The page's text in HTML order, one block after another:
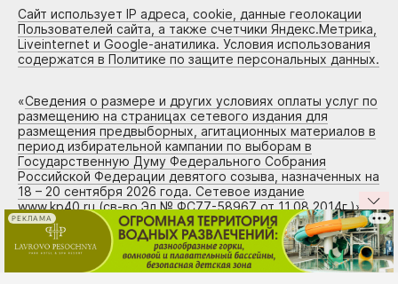
Сайт использует IP адреса, cookie, данные геолокации
Пользователей сайта, а также счетчики Яндекс.Метрика,
Liveinternet и Google-анатилика. Условия использования
содержатся в Политике по защите персональных данных.
«Сведения о размере и других условиях оплаты услуг по
размещению на страницах сетевого издания для
размещения предвыборных, агитационных материалов в
период избирательной кампании по выборам в
Государственную Думу Федерального Собрания
Российской Федерации девятого созыва, назначенных на
18 – 20 сентября 2026 года. Сетевое издание
www.kp40.ru (св-во Эл № ФС77-58967 от 11.08.2014г.)»
Сведения о размере и других условиях оплаты услуг по
размещению на страницах сетевого издания для
размещения предвыборных, агитационных материалов в
период избирательной кампании по выборам в
РЕКЛАМА